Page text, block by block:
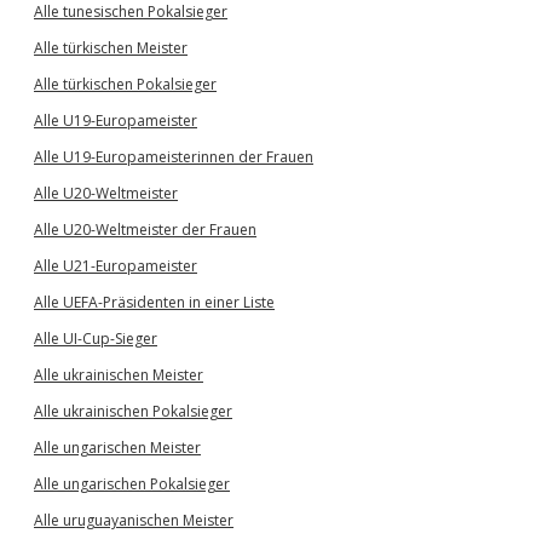
Alle tunesischen Pokalsieger
Alle türkischen Meister
Alle türkischen Pokalsieger
Alle U19-Europameister
Alle U19-Europameisterinnen der Frauen
Alle U20-Weltmeister
Alle U20-Weltmeister der Frauen
Alle U21-Europameister
Alle UEFA-Präsidenten in einer Liste
Alle UI-Cup-Sieger
Alle ukrainischen Meister
Alle ukrainischen Pokalsieger
Alle ungarischen Meister
Alle ungarischen Pokalsieger
Alle uruguayanischen Meister